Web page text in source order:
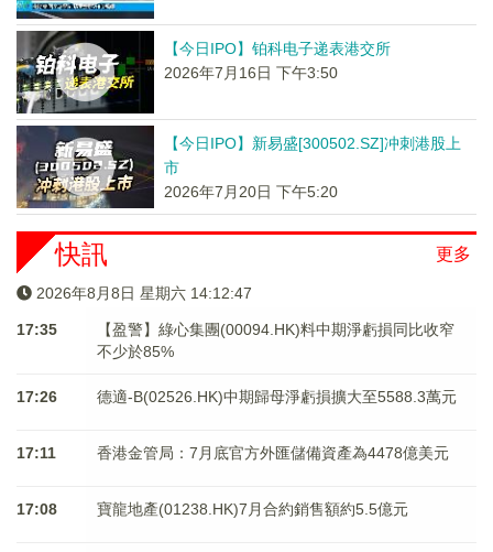
【今日IPO】铂科电子递表港交所
2026年7月16日 下午3:50
【今日IPO】新易盛[300502.SZ]冲刺港股上
市
2026年7月20日 下午5:20
更多
快訊
2026年8月8日 星期六 14:12:47
17:35
【盈警】綠心集團(00094.HK)料中期淨虧損同比收窄
不少於85%
17:26 德適-B(02526.HK)中期歸母淨虧損擴大至5588.3萬元
17:11 香港金管局：7月底官方外匯儲備資產為4478億美元
17:08 寶龍地產(01238.HK)7月合約銷售額約5.5億元